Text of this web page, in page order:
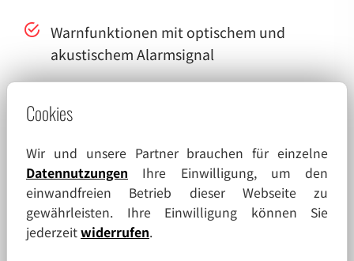
Warnfunktionen mit optischem und
akustischem Alarmsignal
Türöffnungsalarm nach 60 Sekunden.
Alarmweiterleitung über potentialfreien
Kontakt möglich (z. B. auf Mobiltelefon
mit optionalem KIRSCH EVOLUTION
Cookies
Wir und unsere Partner brauchen für einzelne
Datennutzungen Ihre Einwilligung, um den
einwandfreien Betrieb dieser Webseite zu
gewährleisten. Ihre Einwilligung können Sie
jederzeitwiderrufen.